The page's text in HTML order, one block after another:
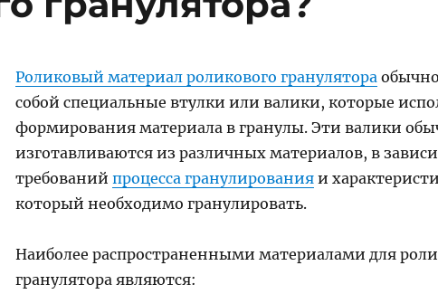
Роликовый материал роликового гранулятораобычно
собой специальные втулки или валики, которые
формирования материала в гранулы. Эти валики
изготавливаются из различных материалов, в
требований процесса гранулированияи
который необходимо гранулировать.
Наиболее распространенными материалами для
гранулятора являются: